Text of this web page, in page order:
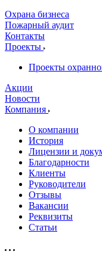
Охрана бизнеса
Пожарный аудит
Контакты
Проекты
Проекты
Акции
Новости
Компания
О компании
История
Лицензии и
Благодарности
Клиенты
Руководители
Отзывы
Вакансии
Реквизиты
Статьи